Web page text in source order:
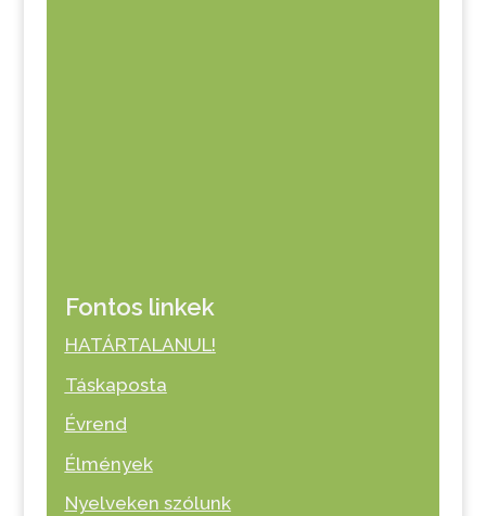
Fontos linkek
HATÁRTALANUL!
Táskaposta
Évrend
Élmények
Nyelveken szólunk